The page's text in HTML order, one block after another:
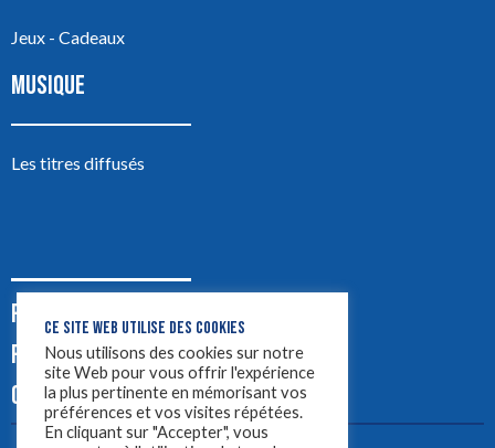
Jeux - Cadeaux
MUSIQUE
Les titres diffusés
PODCASTS
PUB
CONTACT
CE SITE WEB UTILISE DES COOKIES
Nous utilisons des cookies sur notre
site Web pour vous offrir l'expérience
la plus pertinente en mémorisant vos
préférences et vos visites répétées.
En cliquant sur "Accepter", vous